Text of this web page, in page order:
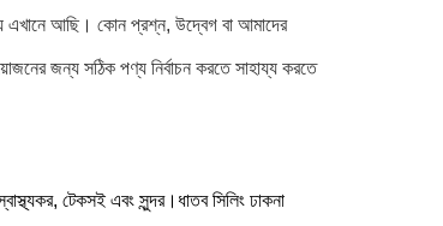
এখানে আছি। কোন প্রশ্ন, উদ্বেগ বা আমাদের
জন্য সঠিক পণ্য নির্বাচন করতে সাহায্য করতে
টেকসই এবং সুন্দর।ধাতব সিলিং ঢাকনা